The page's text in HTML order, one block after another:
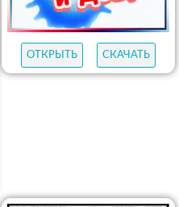
ОТКРЫТЬ СКАЧАТЬ